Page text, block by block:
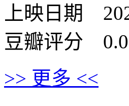
上映日期
豆瓣评分 0.0
>> 更多 <<